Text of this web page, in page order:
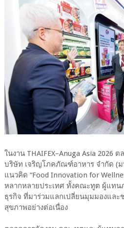
ในงาน THAIFEX–Anuga Asia 2026
บริษัท เจริญโภคภัณฑ์อาหาร จำกัด (ม
แนวคิด “Food Innovation for
หลากหลายประเทศ ทั้งคณะทูต ผู้แทน
ธุรกิจ ที่มาร่วมแลกเปลี่ยนมุมมองและ
สุขภาพอย่างต่อเนื่อง